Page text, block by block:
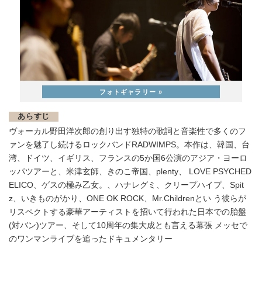
あらすじ
ヴォーカル野田洋次郎の創り出す独特の歌詞と音楽性で多くのフ
ァンを魅了し続けるロックバンドRADWIMPS。本作は、韓国、台
湾、ドイツ、イギリス、フランスの5か国6公演のアジア・ヨーロ
ッパツアーと、米津玄師、きのこ帝国、plenty、 LOVE PSYCHED
ELICO、ゲスの極み乙女。、ハナレグミ、クリープハイプ、Spit
z、いきものがかり、ONE OK ROCK、Mr.Childrenとい う彼らが
リスペクトする豪華アーティストを招いて行われた日本での胎盤
(対バン)ツアー、そして10周年の集大成とも言える幕張 メッセで
のワンマンライブを追ったドキュメンタリー